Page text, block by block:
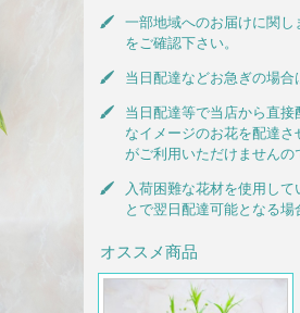
一部地域へのお届けに関
をご確認下さい。
当日配達などお急ぎの場合
当日配達等で当店から直
なイメージのお花を配達
がご利用いただけませんの
入荷困難な花材を使用し
とで翌日配達可能となる場
オススメ商品